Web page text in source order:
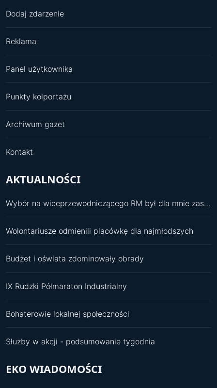
Dodaj zdarzenie
Reklama
Panel użytkownika
Punkty kolportażu
Archiwum gazet
Kontakt
AKTUALNOŚCI
Wybór na wiceprzewodniczącego RM był dla mnie zaskoczeniem
Wolontariusze odmienili placówkę dla najmłodszych
Budżet i oświata zdominowały obrady
IX Rudzki Półmaraton Industrialny
Bohaterowie lokalnej społeczności
Służby w akcji - podsumowanie tygodnia
EKO WIADOMOŚCI